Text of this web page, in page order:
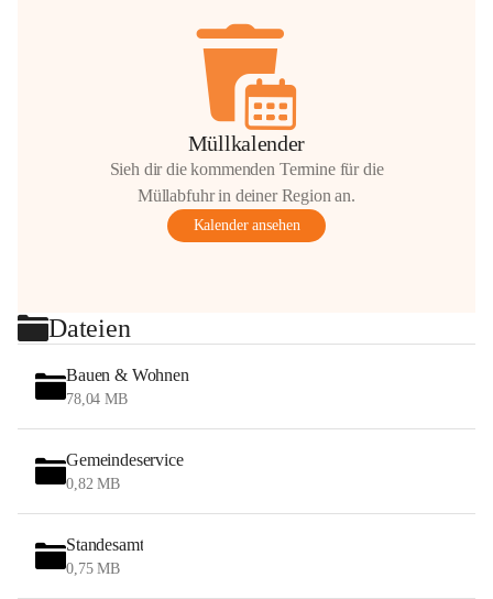
Müllkalender
Sieh dir die kommenden Termine für die
Müllabfuhr in deiner Region an.
Kalender ansehen
Dateien
Bauen & Wohnen
78,04 MB
Gemeindeservice
0,82 MB
Standesamt
0,75 MB